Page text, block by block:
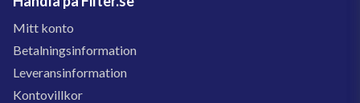
Mitt konto
Betalningsinformation
Leveransinformation
Kontovillkor